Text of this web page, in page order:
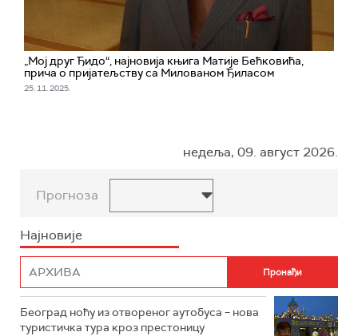
„Мој друг Ђидо“, најновија књига Матије Бећковића,
прича о пријатељству са Милованом Ђиласом
25. 11. 2025.
недеља, 09. август 2026.
Прогноза
Најновије
Београд ноћу из отвореног аутобуса – нова
туристичка тура кроз престоницу